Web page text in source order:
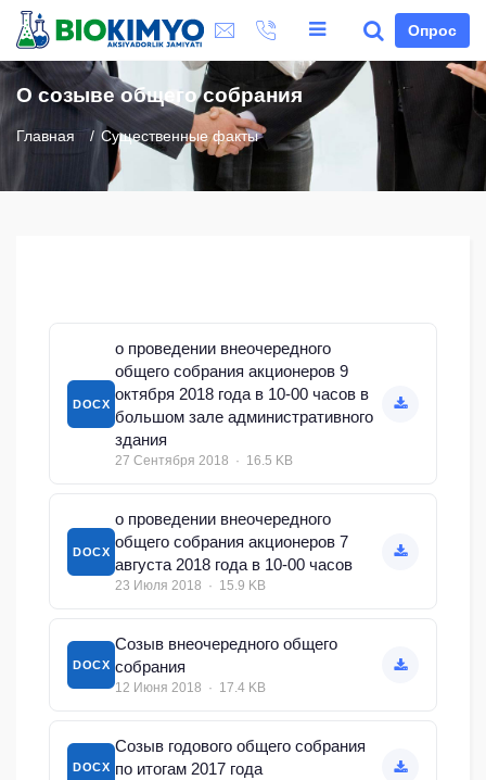
Опрос
О созыве общего собрания
Главная Существенные факты
DOCX
о проведении внеочередного
общего собрания акционеров 9
октября 2018 года в 10-00 часов в
большом зале административного
здания
27 Сентября 2018 · 16.5 KB
DOCX
о проведении внеочередного
общего собрания акционеров 7
августа 2018 года в 10-00 часов
23 Июля 2018 · 15.9 KB
DOCX
Созыв внеочередного общего
собрания
12 Июня 2018 · 17.4 KB
DOCX
Созыв годового общего собрания
по итогам 2017 года